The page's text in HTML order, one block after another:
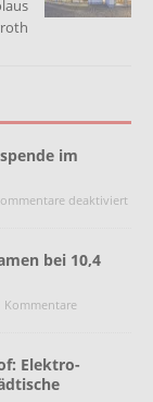
im
deaktiviert
bei 10,4
Kommentare
Elektro-